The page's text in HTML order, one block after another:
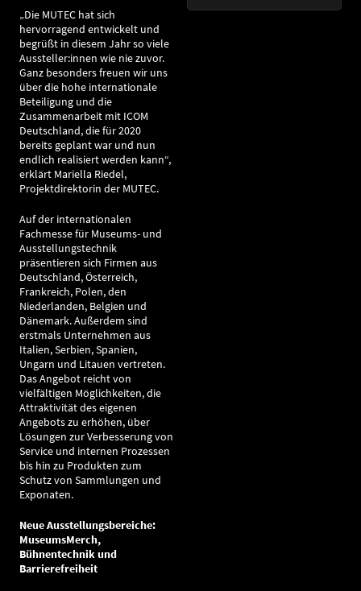
„Die MUTEC hat sich
hervorragend entwickelt und
begrüßt in diesem Jahr so viele
Aussteller:innen wie nie zuvor.
Ganz besonders freuen wir uns
über die hohe internationale
Beteiligung und die
Zusammenarbeit mit ICOM
Deutschland, die für 2020
bereits geplant war und nun
endlich realisiert werden kann“,
erklärt Mariella Riedel,
Projektdirektorin der MUTEC.
Auf der internationalen
Fachmesse für Museums- und
Ausstellungstechnik
präsentieren sich Firmen aus
Deutschland, Österreich,
Frankreich, Polen, den
Niederlanden, Belgien und
Dänemark. Außerdem sind
erstmals Unternehmen aus
Italien, Serbien, Spanien,
Ungarn und Litauen vertreten.
Das Angebot reicht von
vielfältigen Möglichkeiten, die
Attraktivität des eigenen
Angebots zu erhöhen, über
Lösungen zur Verbesserung von
Service und internen Prozessen
bis hin zu Produkten zum
Schutz von Sammlungen und
Exponaten.
Neue Ausstellungsbereiche:
MuseumsMerch,
Bühnentechnik und
Barrierefreiheit